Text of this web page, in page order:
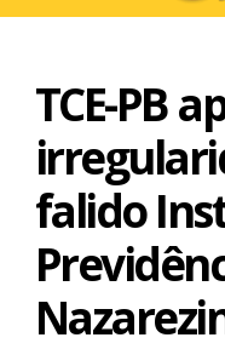
TCE-PB
falido